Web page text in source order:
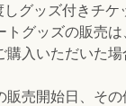
グッズ付きチケ
トグッズの販売
購入いただいた
販売開始日、そ